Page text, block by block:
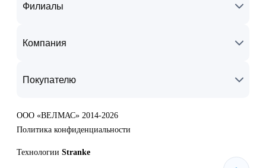
Филиалы
Компания
Покупателю
ООО «ВЕЛМАС» 2014-2026
Политика конфиденциальности
Технологии Stranke